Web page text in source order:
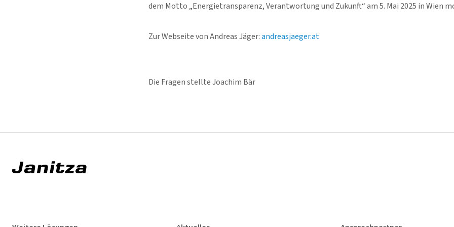
dem Motto „Energietransparenz, Verantwortung und Zukunft“ am 5. Mai 2025 in Wien
Zur Webseite von Andreas Jäger:andreasjaeger.at
Die Fragen stellte Joachim Bär